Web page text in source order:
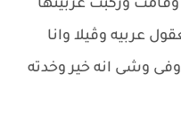
وركبت عربيتها
عربيه وڤيلا وانا
وشى انه خير وخدته